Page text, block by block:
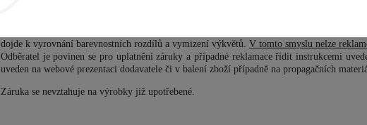
další faktory, které působí během výroby a skladování zboží, zejména povětrnostní
i ke vzniku vápenných výkvětů. Případné barevné rozdíly a odlišnosti vzniklé
zboží. Případné barevné rozdíly a vápenné výkvěty nelze proto uznat jako vadu zboží.
dojde k vyrovnání barevnostních rozdílů a vymizení výkvětů. V tomto smyslu nelze
Odběratel je povinen se pro uplatnění záruky a případné reklamace řídit instrukcemi
uveden na webové prezentaci dodavatele či v balení zboží případně na propagačních
Záruka se nevztahuje na výrobky již upotřebené.